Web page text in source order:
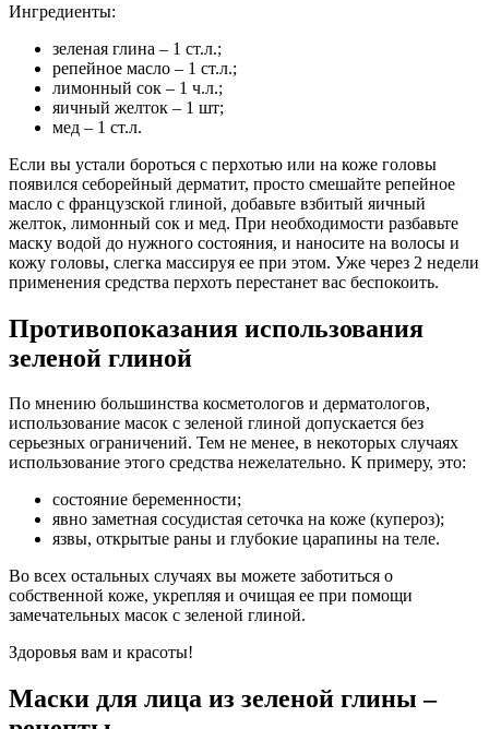
Ингредиенты:
зеленая глина – 1 ст.л.;
репейное масло – 1 ст.л.;
лимонный сок – 1 ч.л.;
яичный желток – 1 шт;
мед – 1 ст.л.
Если вы устали бороться с перхотью или на коже головы
появился себорейный дерматит, просто смешайте репейное
масло с французской глиной, добавьте взбитый яичный
желток, лимонный сок и мед. При необходимости разбавьте
маску водой до нужного состояния, и наносите на волосы и
кожу головы, слегка массируя ее при этом. Уже через 2 недели
применения средства перхоть перестанет вас беспокоить.
Противопоказания использования
зеленой глиной
По мнению большинства косметологов и дерматологов,
использование масок с зеленой глиной допускается без
серьезных ограничений. Тем не менее, в некоторых случаях
использование этого средства нежелательно. К примеру, это:
состояние беременности;
явно заметная сосудистая сеточка на коже (купероз);
язвы, открытые раны и глубокие царапины на теле.
Во всех остальных случаях вы можете заботиться о
собственной коже, укрепляя и очищая ее при помощи
замечательных масок с зеленой глиной.
Здоровья вам и красоты!
Маски для лица из зеленой глины –